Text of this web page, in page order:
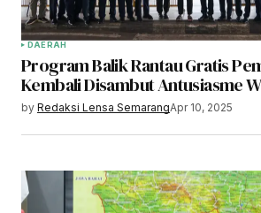
DAERAH
Program Balik Rantau Gratis
Kembali Disambut Antusiasme
by Redaksi Lensa SemarangApr 10, 2025